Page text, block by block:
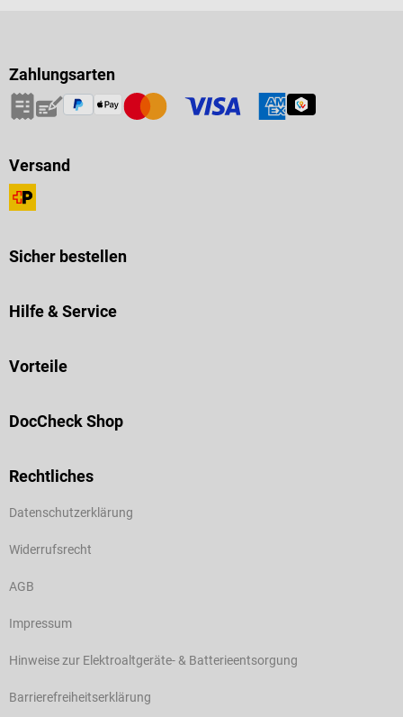
Zahlungsarten
Versand
Sicher bestellen
Hilfe & Service
Vorteile
DocCheck Shop
Rechtliches
Datenschutzerklärung
Widerrufsrecht
AGB
Impressum
Hinweise zur Elektroaltgeräte- & Batterieentsorgung
Barrierefreiheitserklärung